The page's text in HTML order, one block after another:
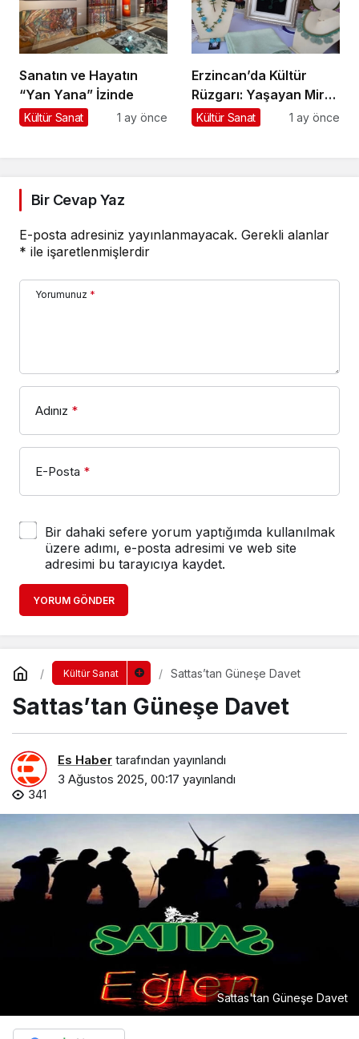
Sanatın ve Hayatın
“Yan Yana” İzinde
Kültür Sanat 1 ay önce
Erzincan’da Kültür
Rüzgarı: Yaşayan Miras
Şöleni Şehre İz Bıraktı
Kültür Sanat 1 ay önce
Bir Cevap Yaz
E-posta adresiniz yayınlanmayacak. Gerekli alanlar
* ile işaretlenmişlerdir
Yorumunuz *
Adınız *
E-Posta *
Bir dahaki sefere yorum yaptığımda kullanılmak
üzere adımı, e-posta adresimi ve web site
adresimi bu tarayıcıya kaydet.
YORUM GÖNDER
Kültür Sanat Sattas’tan Güneşe Davet
Sattas’tan Güneşe Davet
Es Haber tarafından yayınlandı
3 Ağustos 2025, 00:17 yayınlandı
341
Sattas'tan Güneşe Davet